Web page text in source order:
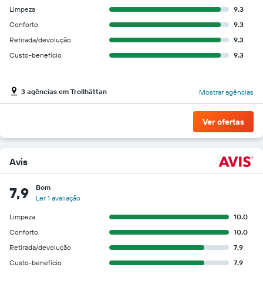
Limpeza
9.3
Conforto
9.3
Retirada/devolução
9.3
Custo-benefício
9.3
3 agências em Trollhättan Mostrar agências
Ver ofertas
Avis
7,9
Bom
Ler 1 avaliação
Limpeza
10.0
Conforto
10.0
Retirada/devolução
7.9
Custo-benefício
7.9